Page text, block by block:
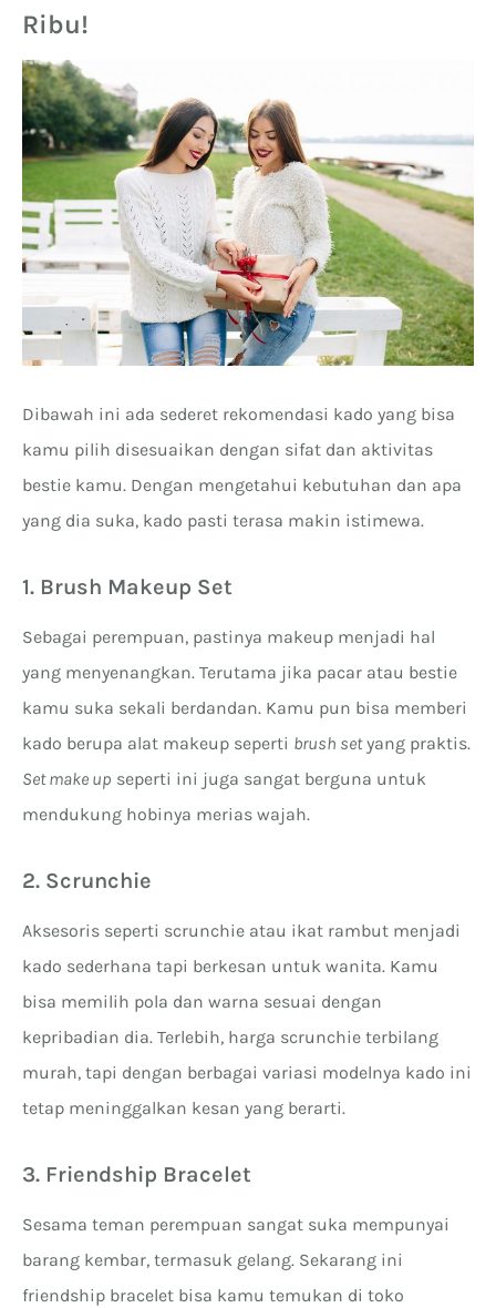
Ribu!
Dibawah ini ada sederet rekomendasi kado yang bisa
kamu pilih disesuaikan dengan sifat dan aktivitas
bestie kamu. Dengan mengetahui kebutuhan dan apa
yang dia suka, kado pasti terasa makin istimewa.
1. Brush Makeup Set
Sebagai perempuan, pastinya makeup menjadi hal
yang menyenangkan. Terutama jika pacar atau bestie
kamu suka sekali berdandan. Kamu pun bisa memberi
kado berupa alat makeup seperti brush setyang praktis.
Set make up seperti ini juga sangat berguna untuk
mendukung hobinya merias wajah.
2. Scrunchie
Aksesoris seperti scrunchie atau ikat rambut menjadi
kado sederhana tapi berkesan untuk wanita. Kamu
bisa memilih pola dan warna sesuai dengan
kepribadian dia. Terlebih, harga scrunchie terbilang
murah, tapi dengan berbagai variasi modelnya kado ini
tetap meninggalkan kesan yang berarti.
3. Friendship Bracelet
Sesama teman perempuan sangat suka mempunyai
barang kembar, termasuk gelang. Sekarang ini
friendship bracelet bisa kamu temukan di toko